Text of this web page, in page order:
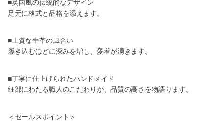
■英国風の伝統的なデザイン
足元に格式と品格を添えます。
■上質な牛革の風合い
履き込むほどに深みを増し、愛着が湧きます。
■丁寧に仕上げられたハンドメイド
細部にわたる職人のこだわりが、品質の高さを物語ります。
＜セールスポイント＞